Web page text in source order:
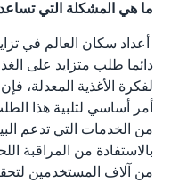
ما هي المشكلة التي
أعداد سكان العالم في
دائما طلب متزايد على
لفكرة الأغذية المعدلة،
أمر أساسي لتلبية هذا
من الخدمات التي تدعم
بالاستفادة من المراقبة
من آلاف المستخدمين